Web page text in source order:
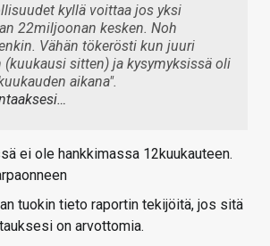
kyllä voittaa jos yksi
22miljoonan kesken. Noh
Vähän tökerösti kun juuri
(kuukausi sitten) ja kysymyksissä oli
aikana".
ei ole hankkimassa 12kuukauteen.
tuokin tieto raportin tekijöitä, jos sitä
on arvottomia.